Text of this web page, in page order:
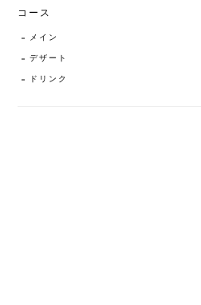
コース
メイン
デザート
ドリンク